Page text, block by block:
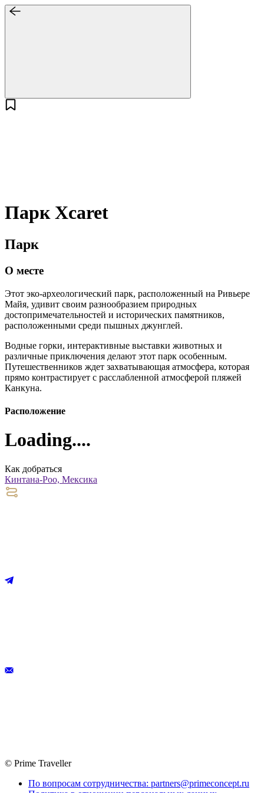
Парк Xcaret
Парк
О месте
Этот эко-археологический парк, расположенный на Ривьере
Майя, удивит своим разнообразием природных
достопримечательностей и исторических памятников,
расположенными среди пышных джунглей.
Водные горки, интерактивные выставки животных и
различные приключения делают этот парк особенным.
Путешественников ждет захватывающая атмосфера, которая
прямо контрастирует с расслабленной атмосферой пляжей
Канкуна.
Расположение
Loading....
Как добраться
Кинтана-Роо, Мексика
© Prime Traveller
По вопросам сотрудничества: partners@primeconcept.ru